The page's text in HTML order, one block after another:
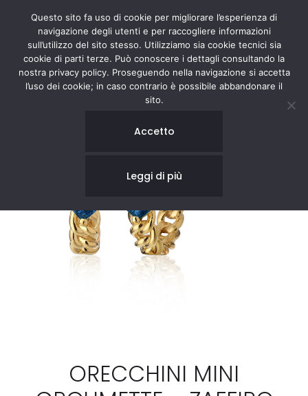
ORECCHINI MINI
Questo sito fa uso di cookie per migliorare l’esperienza di
navigazione degli utenti e per raccogliere informazioni
sull’utilizzo del sito stesso. Utilizziamo sia cookie tecnici sia
cookie di parti terze. Può conoscere i dettagli consultando la
nostra privacy policy. Proseguendo nella navigazione si accetta
l’uso dei cookie; in caso contrario è possibile abbandonare il
sito.
Accetto
Leggi di più